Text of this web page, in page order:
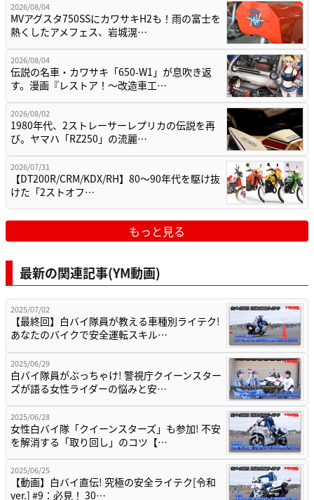
2026/08/04
MVアグスタ750SSにカワサキH2も！雨の富士を
熱くしたアメフェス、岩城滉…
2026/08/04
伝説の名車・カワサキ「650-W1」が息吹き返
す。漫画『レストア！～改造車工…
2026/08/02
1980年代、2ストレーサーレプリカの伝説を再
び。ヤマハ「RZ250」の流麗…
2026/07/31
【DT200R/CRM/KDX/RH】80〜90年代を駆け抜
けた「2ストオフ…
もっと見る
最新の関連記事(YM動画)
2025/07/02
【最終回】白バイ隊員が教える車種別ライテク!
あなたのバイクで安全運転スキル…
2025/06/29
白バイ隊員がぶっちゃけ! 警視庁クイーンスター
ズが語る女性ライダーの悩みと安…
2025/06/28
女性白バイ隊「クイーンスターズ」も参加! 不安
を解消する「取り回し」のコツ【…
2025/06/25
【動画】白バイ直伝! 究極の安全ライテク[令和
ver.] #9：必見！ 30…